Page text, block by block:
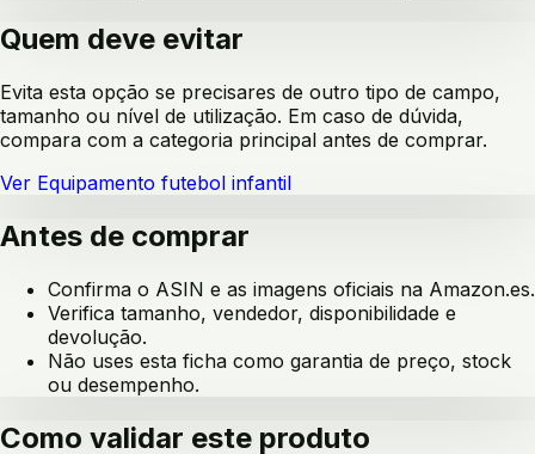
Quem deve evitar
Evita esta opção se precisares de outro tipo de campo,
tamanho ou nível de utilização. Em caso de dúvida,
compara com a categoria principal antes de comprar.
Ver Equipamento futebol infantil
Antes de comprar
Confirma o ASIN e as imagens oficiais na Amazon.es.
Verifica tamanho, vendedor, disponibilidade e
devolução.
Não uses esta ficha como garantia de preço, stock
ou desempenho.
Como validar este produto